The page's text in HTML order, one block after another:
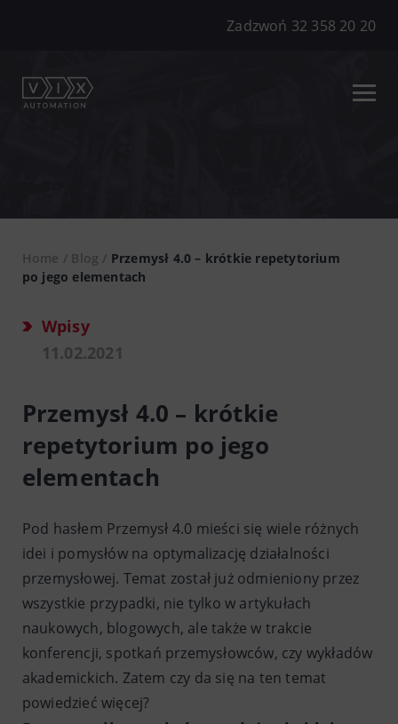
Zadzwoń 32 358 20 20
Home / Blog / Przemysł 4.0 – krótkie repetytorium
po jego elementach
Wpisy
11.02.2021
Przemysł 4.0 – krótkie
repetytorium po jego
elementach
Pod hasłem Przemysł 4.0 mieści się wiele różnych
idei i pomysłów na optymalizację działalności
przemysłowej. Temat został już odmieniony przez
wszystkie przypadki, nie tylko w artykułach
naukowych, blogowych, ale także w trakcie
konferencji, spotkań przemysłowców, czy wykładów
akademickich. Zatem czy da się na ten temat
powiedzieć więcej?